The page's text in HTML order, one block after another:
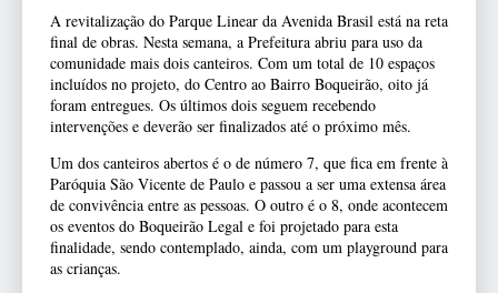
A revitalização do Parque Linear da Avenida Brasil está na reta
final de obras. Nesta semana, a Prefeitura abriu para uso da
comunidade mais dois canteiros. Com um total de 10 espaços
incluídos no projeto, do Centro ao Bairro Boqueirão, oito já
foram entregues. Os últimos dois seguem recebendo
intervenções e deverão ser finalizados até o próximo mês.
Um dos canteiros abertos é o de número 7, que fica em frente à
Paróquia São Vicente de Paulo e passou a ser uma extensa área
de convivência entre as pessoas. O outro é o 8, onde acontecem
os eventos do Boqueirão Legal e foi projetado para esta
finalidade, sendo contemplado, ainda, com um playground para
as crianças.